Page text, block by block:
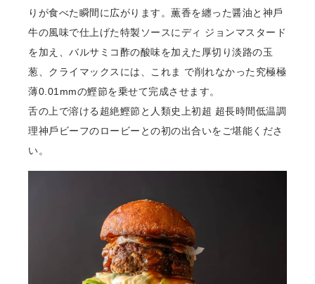
りが⾷べた瞬間に広がります。薫⾹を纏った醤油と神⼾
⽜の⾵味で仕上げた特製ソースにディ ジョンマスタード
を加え、バルサミコ酢の酸味を加えた厚切り淡路の⽟
葱、クライマックスには、これま で削れなかった究極極
薄0.01mmの鰹節を乗せて完成させます。
⾆の上で溶ける超絶鰹節と⼈類史上初超 超⻑時間低温調
理神⼾ビーフのロービーとの初の出合いをご堪能くださ
い。